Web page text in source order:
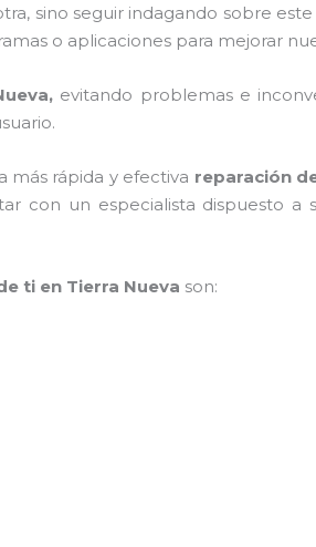
sino seguir indagando sobre
o aplicaciones para mejorar
evitando problemas e
más rápida y efectiva reparación
con un especialista dispuesto a
ti en Tierra Nueva son: